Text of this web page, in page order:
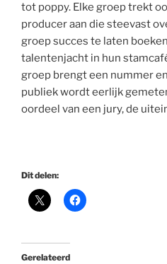
tot poppy. Elke groep trekt
producer aan die steevast
groep succes te laten
talentenjacht in hun
groep brengt een nummer
publiek wordt eerlijk
oordeel van een jury, de
Dit delen:
Gerelateerd